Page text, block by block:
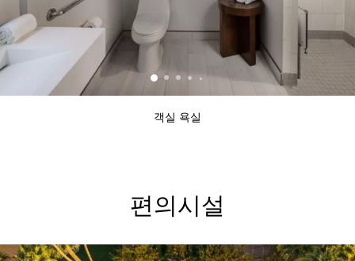
객실 욕실
편의시설